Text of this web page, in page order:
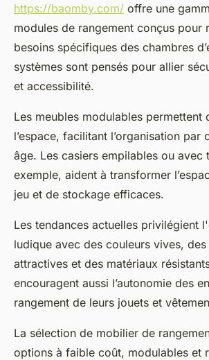
https://baomby.com/ offre une
modules de rangement conçus pour
besoins spécifiques des chambres
systèmes sont pensés pour allier
et accessibilité.
Les meubles modulables permettent
l’espace, facilitant l’organisation par
âge. Les casiers empilables ou avec
exemple, aident à transformer
jeu et de stockage efficaces.
Les tendances actuelles privilégient
ludique avec des couleurs vives,
attractives et des matériaux
encouragent aussi l’autonomie des
rangement de leurs jouets et
La sélection de mobilier de
options à faible coût, modulables et